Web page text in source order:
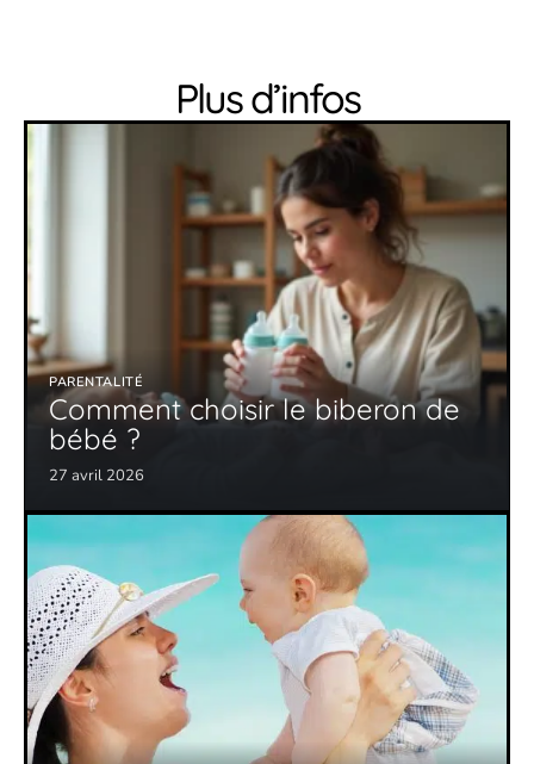
Plus d’infos
PARENTALITÉ
Comment choisir le biberon de
bébé ?
27 avril 2026